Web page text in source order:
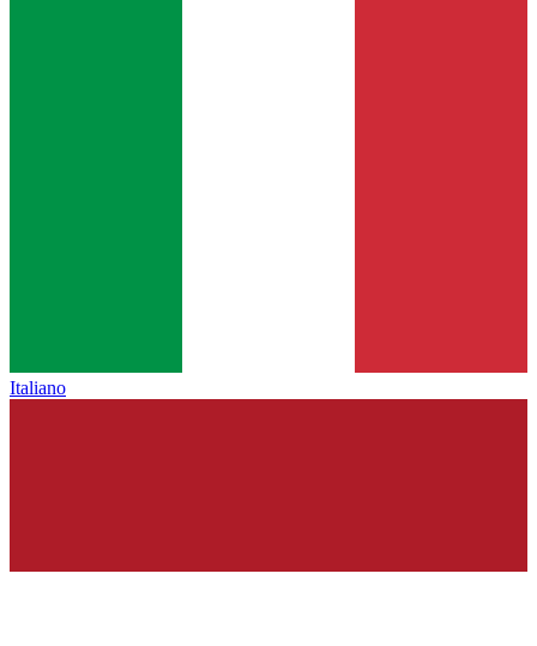
Italiano